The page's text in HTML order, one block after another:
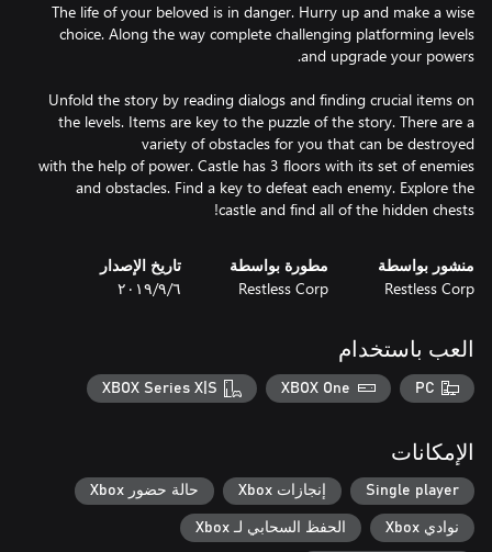
The life of your beloved is in danger. Hurry up and make a wise
choice. Along the way complete challenging platforming levels
Unfold the story by reading dialogs and finding crucial items on
the levels. Items are key to the puzzle of the story. There are a
with the help of power. Castle has 3 floors with its set of enemies
and obstacles. Find a key to defeat each enemy. Explore the
castle and find all of the hidden chests!
منشور بواسطة
Restless Corp
مطورة بواسطة
Restless Corp
تاريخ الإصدار
٦‏/٩‏/٢٠١٩
العب باستخدام
PC
XBOX One
XBOX Series X|S
الإمكانات
Single player إنجازات Xbox حالة حضور Xbox
نوادي Xbox الحفظ السحابي لـ Xbox